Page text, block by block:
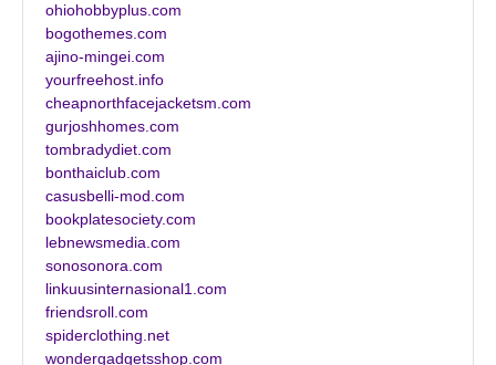
ohiohobbyplus.com
bogothemes.com
ajino-mingei.com
yourfreehost.info
cheapnorthfacejacketsm.com
gurjoshhomes.com
tombradydiet.com
bonthaiclub.com
casusbelli-mod.com
bookplatesociety.com
lebnewsmedia.com
sonosonora.com
linkuusinternasional1.com
friendsroll.com
spiderclothing.net
wondergadgetsshop.com